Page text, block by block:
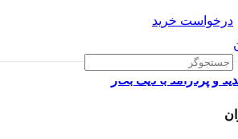
درخواست خرید
و پردرامد با دیگ بخار